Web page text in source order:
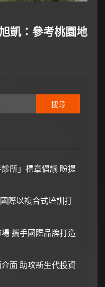
凱：參考桃園地
所」標章倡議 盼提
際以複合式培訓打
攜手國際品牌打造
面 助攻新生代投資